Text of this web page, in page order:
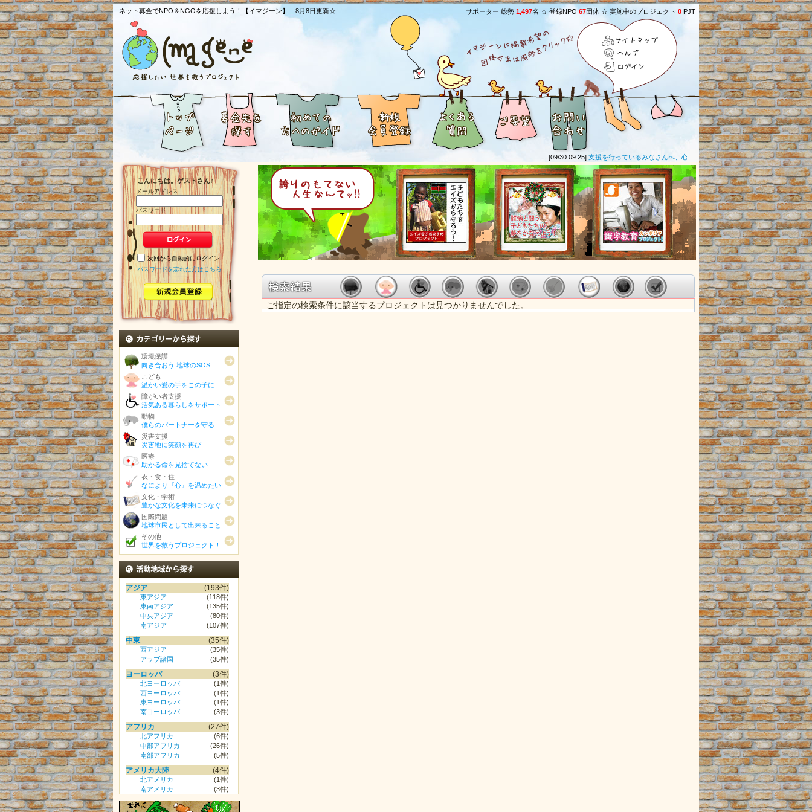
ネット募金でNPO＆NGOを応援しよう！【イマジーン】 8月8日更新☆ サポーター 総勢 1,497名 ☆ 登録NPO 67団体 ☆ 実施中のプロジェクト 0 PJT
サイトマップ
ヘルプ
ログイン
[09/30 09:25]支援を行っているみなさんへ、心より感謝いたします。直接何もできません
こんにちは。ゲストさん♪
メールアドレス
パスワード
次回から自動的にログイン
パスワードを忘れた方はこちら
環境保護
向き合おう 地球のSOS
こども
温かい愛の手をこの子に
障がい者支援
活気ある暮らしをサポート
動物
僕らのパートナーを守る
災害支援
災害地に笑顔を再び
医療
助かる命を見捨てない
衣・食・住
なにより『心』を温めたい
文化・学術
豊かな文化を未来につなぐ
国際問題
地球市民として出来ること
その他
世界を救うプロジェクト！
活動地域から探す
アジア (193件)
東アジア
(118件)
東南アジア
(135件)
中央アジア
(80件)
南アジア
(107件)
中東 (35件)
西アジア
(35件)
アラブ諸国
(35件)
ヨーロッパ (3件)
北ヨーロッパ
(1件)
西ヨーロッパ
(1件)
東ヨーロッパ
(1件)
南ヨーロッパ
(3件)
アフリカ (27件)
北アフリカ
(6件)
中部アフリカ
(26件)
南部アフリカ
(5件)
アメリカ大陸 (4件)
北アメリカ
(1件)
南アメリカ
(3件)
ご指定の検索条件に該当するプロジェクトは見つかりませんでした。